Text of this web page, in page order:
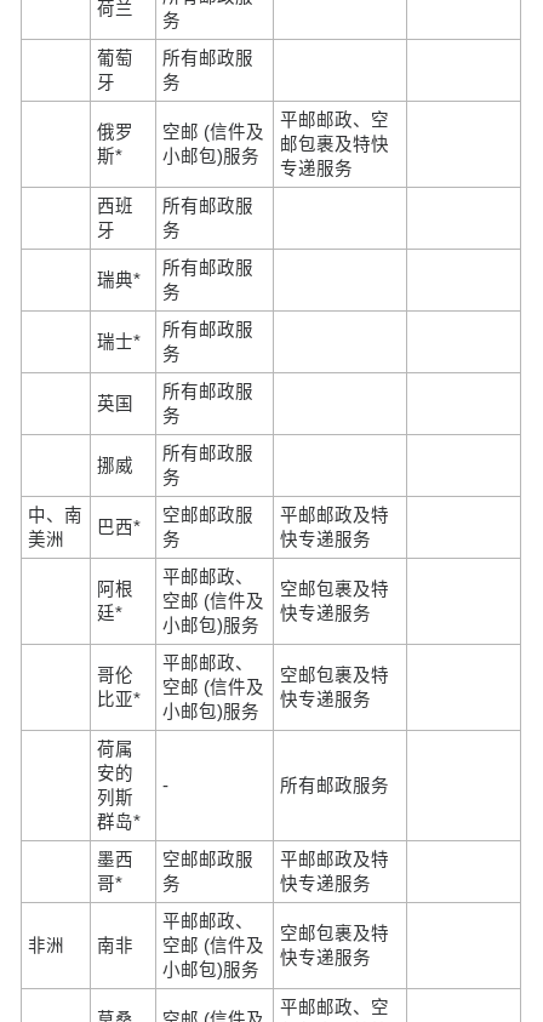
荷兰
务
葡萄
牙
所有邮政服
务
俄罗
斯*
空邮 (信件及
小邮包)服务
平邮邮政、空
邮包裹及特快
专递服务
西班
牙
所有邮政服
务
瑞典*
所有邮政服
务
瑞士*
所有邮政服
务
英国
所有邮政服
务
挪威
所有邮政服
务
中、南
美洲
巴西*
空邮邮政服
务
平邮邮政及特
快专递服务
阿根
廷*
平邮邮政、
空邮 (信件及
小邮包)服务
空邮包裹及特
快专递服务
哥伦
比亚*
平邮邮政、
空邮 (信件及
小邮包)服务
空邮包裹及特
快专递服务
荷属
安的
列斯
群岛*
- 所有邮政服务
墨西
哥*
空邮邮政服
务
平邮邮政及特
快专递服务
非洲 南非
平邮邮政、
空邮 (信件及
小邮包)服务
空邮包裹及特
快专递服务
平邮邮政、空